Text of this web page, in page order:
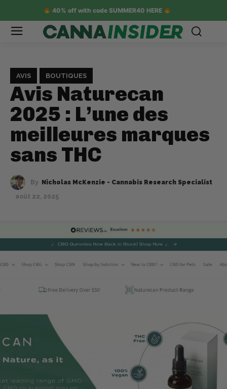
40% off with code SUMMER40 HERE
AVIS BOUTIQUES
Avis Naturecan
2025 : L’une des
meilleures marques
sans THC
By
Nicholas McKenzie - Cannabis Research Specialist
août 22, 2025